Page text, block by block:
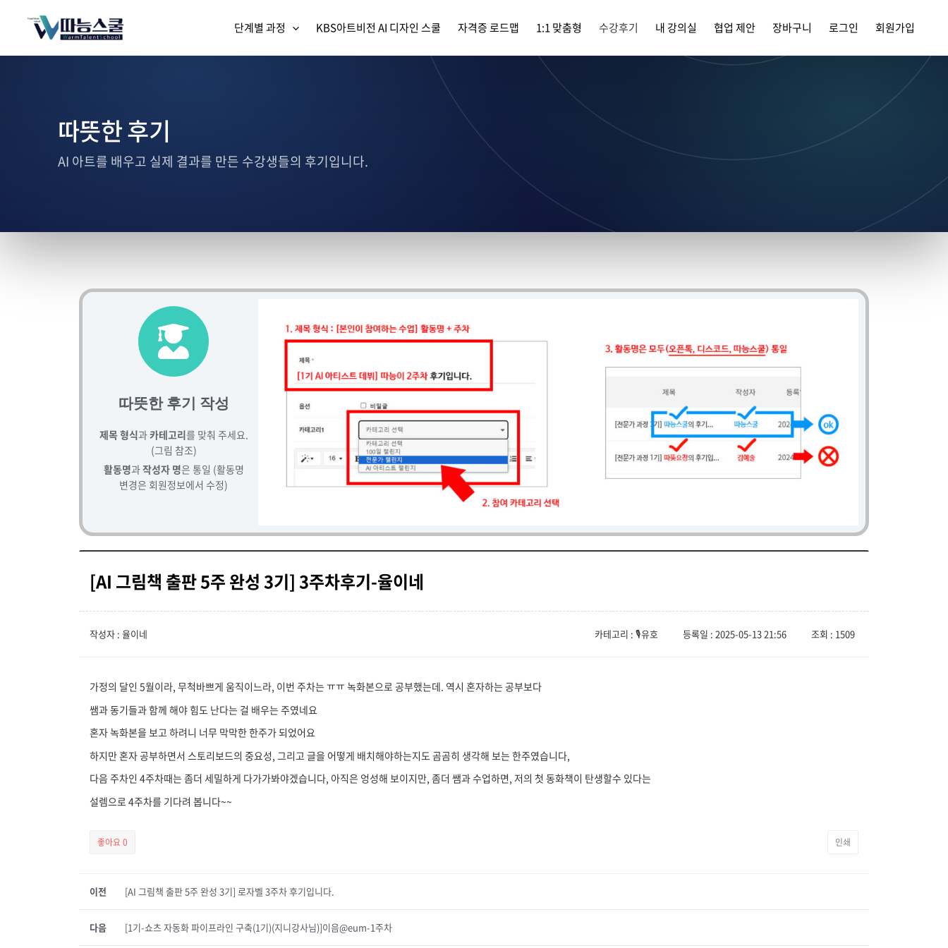
단계별 과정 KBS아트비전 AI 디자인 스쿨 자격증 로드맵 1:1 맞춤형 수강후기 내 강의실 협업 제안 장바구니 로그인 회원가입
따뜻한 후기
AI 아트를 배우고 실제 결과를 만든 수강생들의 후기입니다.
따뜻한 후기 작성
제목 형식과카테고리를 맞춰 주세요.
(그림 참조)
활동명과작성자 명은 통일 (활동명
변경은 회원정보에서 수정)
[AI 그림책 출판 5주 완성 3기] 3주차후기-율이네
조회 : 1509
등록일 : 2025-05-13 21:56
작성자 : 율이네 카테고리 : 🎙️유호
가정의 달인 5월이라, 무척바쁘게 움직이느라, 이번 주차는 ㅠㅠ 녹화본으로 공부했는데. 역시 혼자하는 공부보다
쌤과 동기들과 함께 해야 힘도 난다는 걸 배우는 주였네요
혼자 녹화본을 보고 하려니 너무 막막한 한주가 되었어요
하지만 혼자 공부하면서 스토리보드의 중요성, 그리고 글을 어떻게 배치해야하는지도 곰곰히 생각해 보는 한주였습니다,
다음 주차인 4주차때는 좀더 세밀하게 다가가봐야겠습니다, 아직은 엉성해 보이지만, 좀더 쌤과 수업하면, 저의 첫 동화책이 탄생할수 있다는
설렘으로 4주차를 기다려 봅니다~~
좋아요0 인쇄
이전 [AI 그림책 출판 5주 완성 3기] 로자벨 3주차 후기입니다.
[1기-쇼츠 자동화 파이프라인 구축(1기)(지니강사님)]이음@eum-1주차
다음